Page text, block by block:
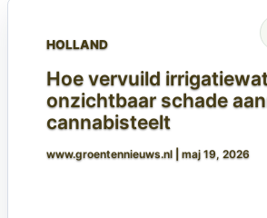
HOLLAND
Hoe vervuild
onzichtbaar schade
cannabisteelt
www.groentennieuws.nl maj 19, 2026